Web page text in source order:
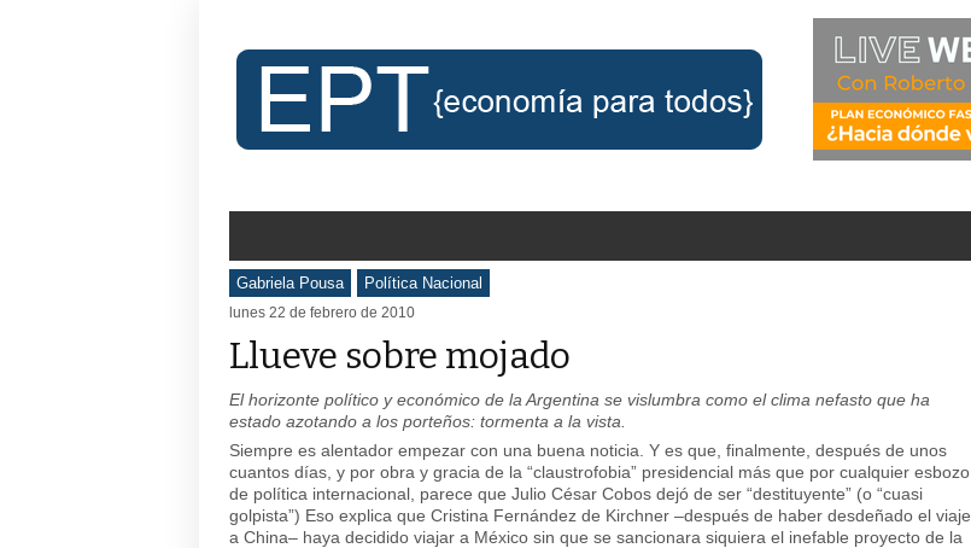
Gabriela Pousa Política Nacional
lunes 22 de febrero de 2010
Llueve sobre mojado
El horizonte político y económico de la Argentina se vislumbra como el clima nefasto que ha
estado azotando a los porteños: tormenta a la vista.
Siempre es alentador empezar con una buena noticia. Y es que, finalmente, después de unos
cuantos días, y por obra y gracia de la “claustrofobia” presidencial más que por cualquier esbozo
de política internacional, parece que Julio César Cobos dejó de ser “destituyente” (o “cuasi
golpista”) Eso explica que Cristina Fernández de Kirchner –después de haber desdeñado el viaje
a China– haya decidido viajar a México sin que se sancionara siquiera el inefable proyecto de la